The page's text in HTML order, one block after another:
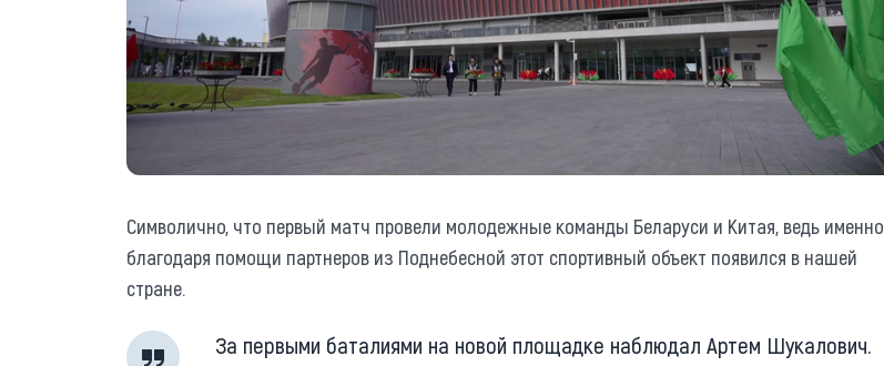
Символично, что первый матч провели молодежные команды Беларуси и Китая, ведь именно
благодаря помощи партнеров из Поднебесной этот спортивный объект появился в нашей
стране.
За первыми баталиями на новой площадке наблюдал Артем Шукалович.